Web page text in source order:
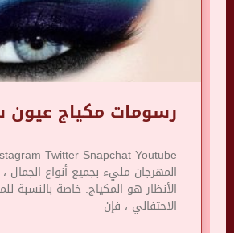
رسومات مكياج عيون
المهرجان مليء بجميع أنواع الجمال
الأنظار هو المكياج. خاصة بالنسبة
الاحتفالي ، فإن